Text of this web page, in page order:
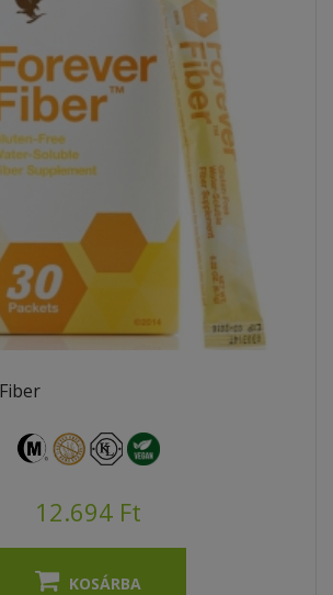
12.694 Ft
KOSÁRBA